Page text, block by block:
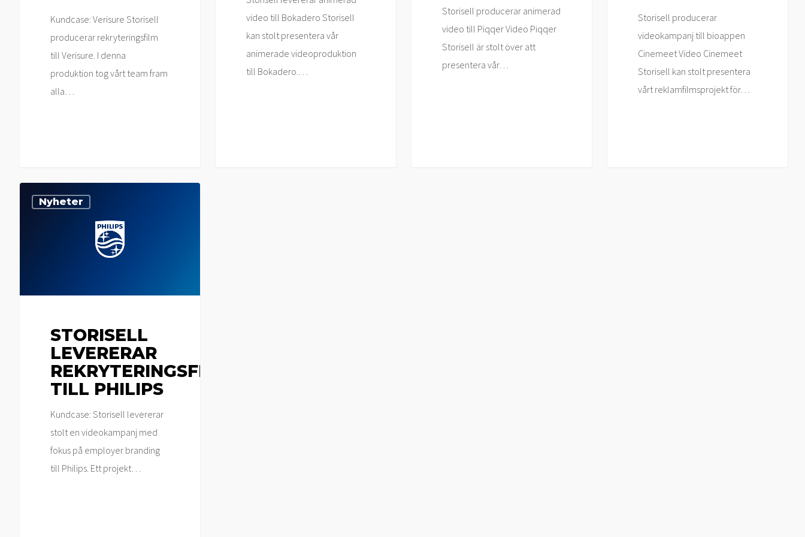
Kundcase: Verisure Storisell
producerar rekryteringsfilm
till Verisure. I denna
produktion tog vårt team fram
alla…
video till Bokadero Storisell
kan stolt presentera vår
animerade videoproduktion
till Bokadero.…
Storisell producerar animerad
video till Piqqer Video Piqqer
Storisell är stolt över att
presentera vår…
Storisell producerar
videokampanj till bioappen
Cinemeet Video Cinemeet
Storisell kan stolt presentera
vårt reklamfilmsprojekt för…
levererar
Nyheter
STORISELL
LEVERERAR
REKRYTERINGSFILM
TILL PHILIPS
Kundcase: Storisell levererar
stolt en videokampanj med
fokus på employer branding
till Philips. Ett projekt…
OM OSS
Storisell AB
559054-5660
hello@storisell.com
+46(0)10-205 1616